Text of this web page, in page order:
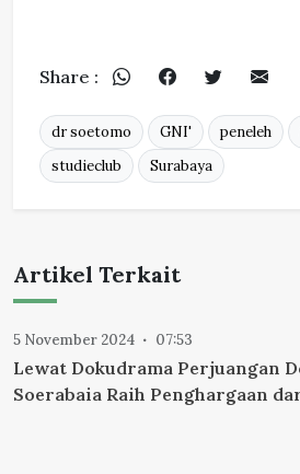
Share :
dr soetomo GNI' peneleh
studieclub
Surabaya
Artikel Terkait
5 November 2024 07:53
Lewat Dokudrama Perjuangan
Soerabaia Raih Penghargaan